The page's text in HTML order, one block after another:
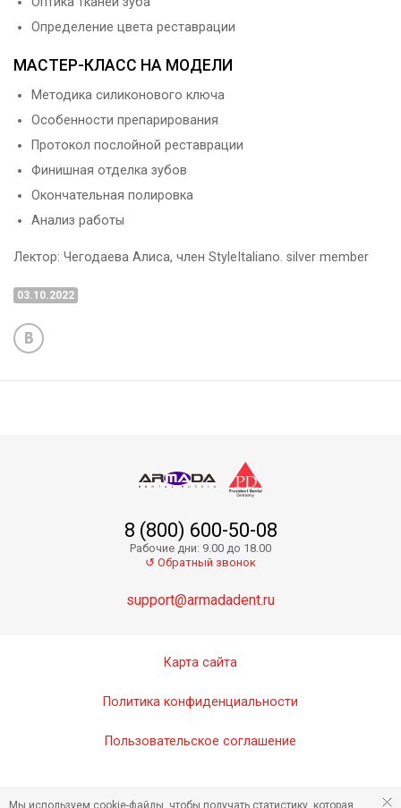
Определение цвета реставрации
МАСТЕР-КЛАСС НА МОДЕЛИ
Методика силиконового ключа
Особенности препарирования
Протокол послойной реставрации
Финишная отделка зубов
Окончательная полировка
Анализ работы
Лектор: Чегодаева Алиса, член StyleItaliano. silver member
03.10.2022
8 (800) 600-50-08
Рабочие дни: 9.00 до 18.00
↺ Обратный звонок
support@armadadent.ru
Карта сайта
Политика конфиденциальности
Пользовательское соглашение